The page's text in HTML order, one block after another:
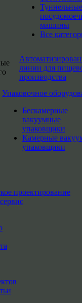
Туннельные
машины
Все
линии для
производства
Упаковочное
Бескамерные
вакуумные
упаковщики
Камерные
упаковщики
проектирование